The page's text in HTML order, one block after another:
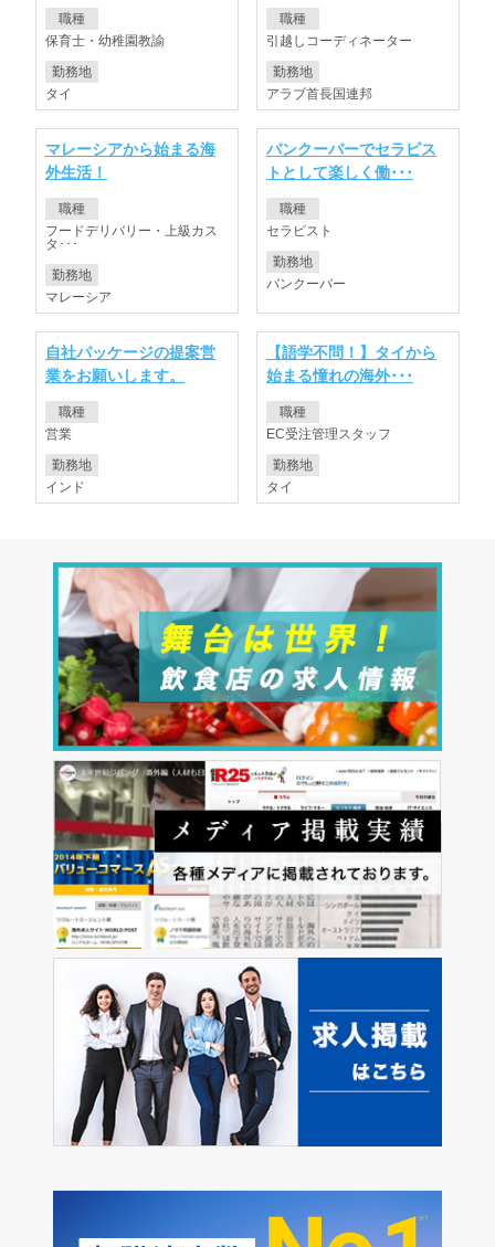
職種
保育士・幼稚園教諭
勤務地
タイ
職種
引越しコーディネーター
勤務地
アラブ首長国連邦
マレーシアから始まる海
外生活！
職種
フードデリバリー・上級カス
タ･･･
勤務地
マレーシア
バンクーバーでセラピス
トとして楽しく働･･･
職種
セラピスト
勤務地
バンクーバー
自社パッケージの提案営
業をお願いします。
職種
営業
勤務地
インド
【語学不問！】タイから
始まる憧れの海外･･･
職種
EC受注管理スタッフ
勤務地
タイ